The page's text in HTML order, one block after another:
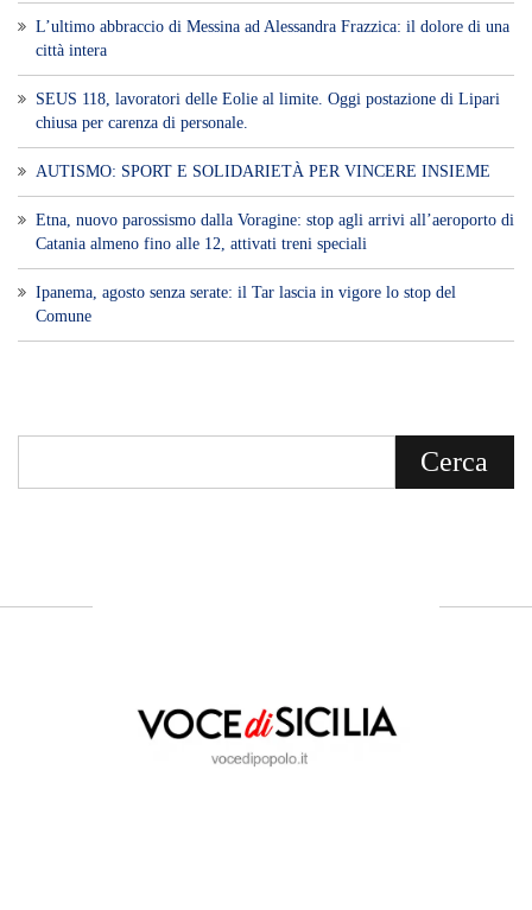
L’ultimo abbraccio di Messina ad Alessandra Frazzica: il dolore di una
città intera
SEUS 118, lavoratori delle Eolie al limite. Oggi postazione di Lipari
chiusa per carenza di personale.
AUTISMO: SPORT E SOLIDARIETÀ PER VINCERE INSIEME
Etna, nuovo parossismo dalla Voragine: stop agli arrivi all’aeroporto di
Catania almeno fino alle 12, attivati treni speciali
Ipanema, agosto senza serate: il Tar lascia in vigore lo stop del
Comune